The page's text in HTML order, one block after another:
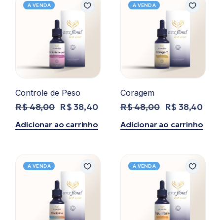
A VENDA
Controle de Peso
R$48,00
O
original
R$ 38,40
O
atual
Adicionar ao carrinho
A VENDA
Coragem
R$48,00
O
original
R$ 38,40
O
atual
Adicionar ao carrinho
A VENDA A VENDA